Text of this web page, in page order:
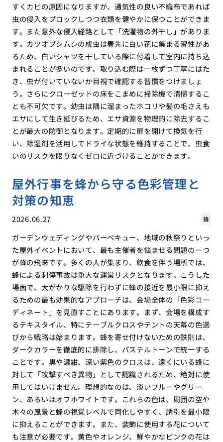
すくカビの原因になりますが、通気性の良い不織布であれば
虫の侵入をブロックしつつ衣類を健やかに保つことができま
す。また意外な侵入経路として「洗濯物の外干し」がありま
す。カツオブシムシの成虫は春先に白い花に集まる習性があ
るため、白いシャツを干している際に付着して室内に持ち込
まれることが多いのです。取り込む際は一枚ずつ丁寧にはた
き、虫が付いていないか目視で確認する習慣をつけましょ
う。さらにクローゼットの床をこまめに掃除機で清掃するこ
とも不可欠です。幼虫は隅に溜まったホコリや髪の毛さえも
エサにして生き延びるため、エサ資源を物理的に除去するこ
とが最大の防御となります。定期的に扉を開けて換気を行
い、除湿剤を活用してドライな状態を維持することで、虫食
いのリスクを限りなくゼロに近づけることができます。
屋外行事を蜂から守る色彩管理と
対策の知恵
2026.06.27 蜂
ガーデンウェディングやバーベキュー、地域の秋祭りといっ
た屋外イベントにおいて、最も主催者を悩ませる問題の一つ
が蜂の飛来です。多くの人が集まり、飲食を伴う場所では、
蜂による刺傷事故は重大な運営リスクとなります。こうした
場面で、大がかりな駆除を行わずに蜂の接近を最小限に抑え
るための最も効果的なアプローチは、会場全体の「色彩コー
ディネート」を見直すことにあります。まず、会場を構成す
るテキスタイル、特にテーブルクロスやテントの天幕の色選
びから戦略は始まります。蜂を寄せ付けないための鉄則は、
ダークカラーを徹底的に排除し、パステルトーンで統一する
ことです。黒や濃紺、深い紫色のクロスは、遠くにいる蜂に
対して「攻撃すべき異物」として認識されるため、絶対に使
用してはいけません。理想的なのは、淡いブルーやグリー
ン、あるいはオフホワイトです。これらの色は、周囲の空や
木々の風景と蜂の視覚レベルで同化しやすく、誘引を最小限
に抑えることができます。また、装飾に使用する花について
も注意が必要です。黄色やオレンジ、鮮やかなピンクの花は